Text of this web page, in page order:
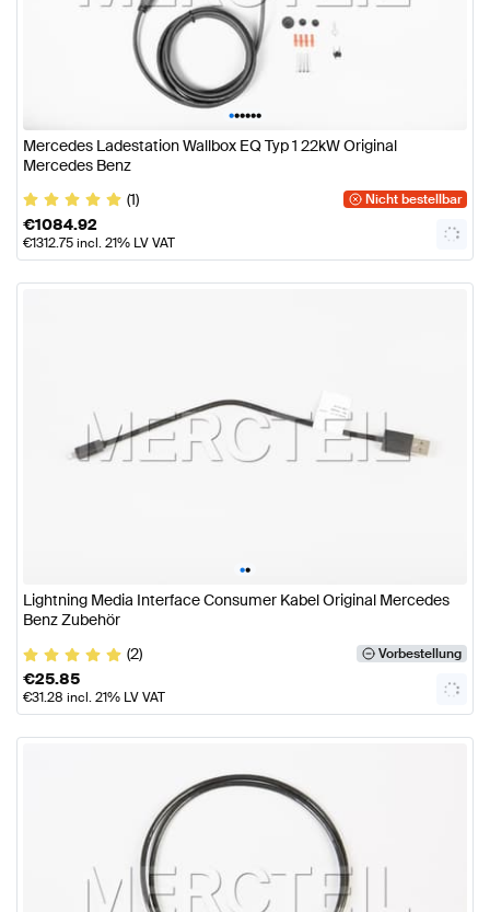
••••••
Mercedes Ladestation Wallbox EQ Typ 1 22kW Original
Mercedes Benz
(1)
Nicht bestellbar
€1084.92
€1312.75incl. 21% LV VAT
••
Lightning Media Interface Consumer Kabel Original Mercedes
Benz Zubehör
(2)
Vorbestellung
€25.85
€31.28 incl. 21% LV VAT